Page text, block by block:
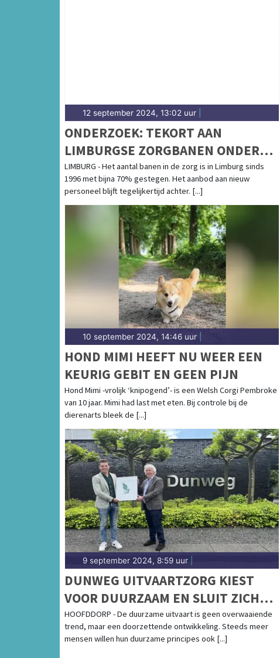
12 september 2024, 13:02 uur
ONDERZOEK: TEKORT AAN
LIMBURGSE ZORGBANEN ONDER
LANDELIJK GEMIDDELDE
LIMBURG - Het aantal banen in de zorg is in Limburg sinds
1996 met bijna 70% gestegen. Het aanbod aan nieuw
personeel blijft tegelijkertijd achter. [...]
10 september 2024, 14:46 uur
HOND MIMI HEEFT NU WEER EEN
KEURIG GEBIT EN GEEN PIJN
Hond Mimi -vrolijk ‘knipogend’- is een Welsh Corgi Pembroke
van 10 jaar. Mimi had last met eten. Bij controle bij de
dierenarts bleek de [...]
9 september 2024, 8:59 uur
DUNWEG UITVAARTZORG KIEST
VOOR DUURZAAM EN SLUIT ZICH
AAN BIJ GREENLEAVE
HOOFDDORP - De duurzame uitvaart is geen overwaaiende
trend, maar een doorzettende ontwikkeling. Steeds meer
mensen willen hun duurzame principes ook [...]